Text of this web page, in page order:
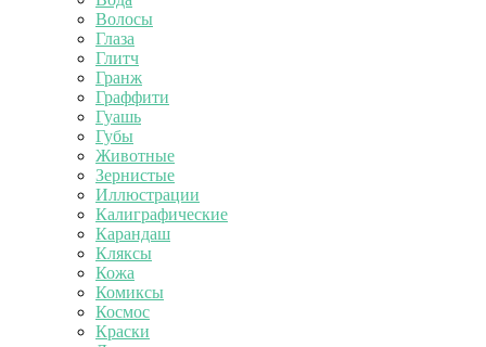
Волосы
Глаза
Глитч
Гранж
Граффити
Гуашь
Губы
Животные
Зернистые
Иллюстрации
Калиграфические
Карандаш
Кляксы
Кожа
Комиксы
Космос
Краски